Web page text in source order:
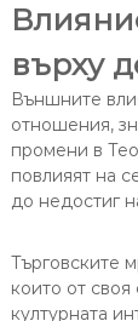
върху
Външните
отношения,
промени в
повлияят на
до недостиг
Търговските
които от
културната